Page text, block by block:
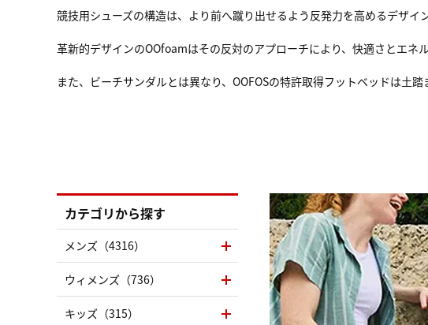
競技用シューズの構造は、より前へ蹴り出せるよう反発力を高めるデザイ
革新的デザインのOOfoamはその反対のアプローチにより、快適さとエネ
また、ビーチサンダルとは異なり、OOFOSの特許取得フットベッドは土
カテゴリから探す
メンズ（4316）
ウィメンズ（736）
キッズ（315）